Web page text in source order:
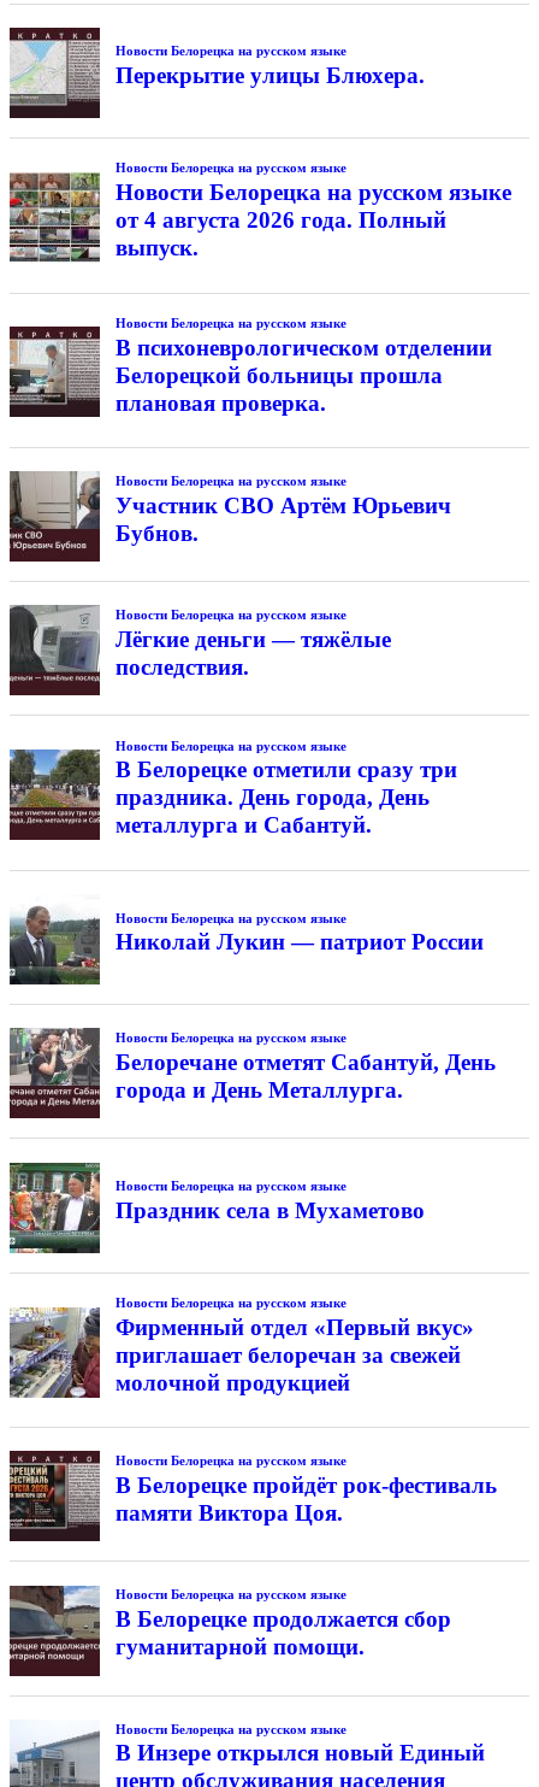
Новости Белорецка на русском языке
Перекрытие улицы Блюхера.
Новости Белорецка на русском языке
Новости Белорецка на русском языке
от 4 августа 2026 года. Полный
выпуск.
Новости Белорецка на русском языке
В психоневрологическом отделении
Белорецкой больницы прошла
плановая проверка.
Новости Белорецка на русском языке
Участник СВО Артём Юрьевич
Бубнов.
Новости Белорецка на русском языке
Лёгкие деньги — тяжёлые
последствия.
Новости Белорецка на русском языке
В Белорецке отметили сразу три
праздника. День города, День
металлурга и Сабантуй.
Новости Белорецка на русском языке
Николай Лукин — патриот России
Новости Белорецка на русском языке
Белоречане отметят Сабантуй, День
города и День Металлурга.
Новости Белорецка на русском языке
Праздник села в Мухаметово
Новости Белорецка на русском языке
Фирменный отдел «Первый вкус»
приглашает белоречан за свежей
молочной продукцией
Новости Белорецка на русском языке
В Белорецке пройдёт рок-фестиваль
памяти Виктора Цоя.
Новости Белорецка на русском языке
В Белорецке продолжается сбор
гуманитарной помощи.
Новости Белорецка на русском языке
В Инзере открылся новый Единый
центр обслуживания населения